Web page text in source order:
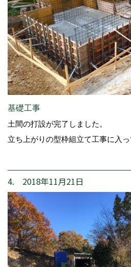
基礎工事
土間の打設が完了しました。
立ち上がりの型枠組立て工事に入っ
4. 2018年11月21日